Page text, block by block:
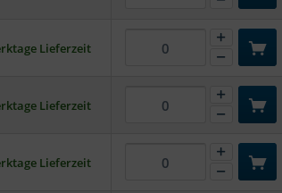
Lieferzeit
Lieferzeit
Lieferzeit